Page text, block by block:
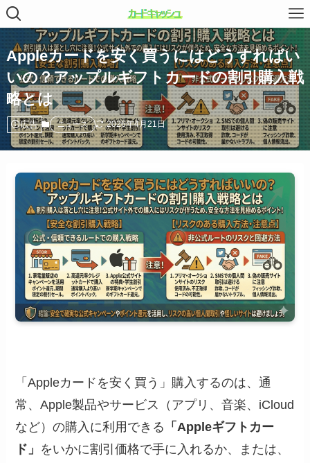
Appleカードを安く買うにはどうすればい
いの？アップルギフトカードの割引購入戦
略とは
広告 ニュース 2026年4月21日
「Appleカードを安く買う」購入するのは、通
常、Apple製品やサービス（アプリ、音楽、iCloud
など）の購入に利用できる 「Appleギフトカー
ド」 をいかに割引価格で手に入れるか、または、